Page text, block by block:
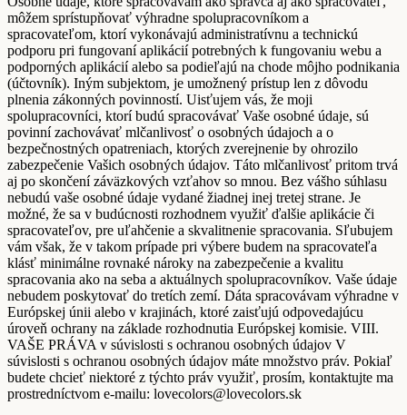
môžem sprístupňovať výhradne spolupracovníkom a
spracovateľom, ktorí vykonávajú administratívnu a technickú
podporu pri fungovaní aplikácií potrebných k fungovaniu webu a
podporných aplikácií alebo sa podieľajú na chode môjho podnikania
(účtovník). Iným subjektom, je umožnený prístup len z dôvodu
plnenia zákonných povinností. Uisťujem vás, že moji
spolupracovníci, ktorí budú spracovávať Vaše osobné údaje, sú
povinní zachovávať mlčanlivosť o osobných údajoch a o
bezpečnostných opatreniach, ktorých zverejnenie by ohrozilo
zabezpečenie Vašich osobných údajov. Táto mlčanlivosť pritom trvá
aj po skončení záväzkových vzťahov so mnou. Bez vášho súhlasu
nebudú vaše osobné údaje vydané žiadnej inej tretej strane. Je
možné, že sa v budúcnosti rozhodnem využiť ďalšie aplikácie či
spracovateľov, pre uľahčenie a skvalitnenie spracovania. Sľubujem
vám však, že v takom prípade pri výbere budem na spracovateľa
klásť minimálne rovnaké nároky na zabezpečenie a kvalitu
spracovania ako na seba a aktuálnych spolupracovníkov. Vaše údaje
nebudem poskytovať do tretích zemí. Dáta spracovávam výhradne v
Európskej únii alebo v krajinách, ktoré zaisťujú odpovedajúcu
úroveň ochrany na základe rozhodnutia Európskej komisie. VIII.
VAŠE PRÁVA v súvislosti s ochranou osobných údajov V
súvislosti s ochranou osobných údajov máte množstvo práv. Pokiaľ
budete chcieť niektoré z týchto práv využiť, prosím, kontaktujte ma
prostredníctvom e-mailu: lovecolors@lovecolors.sk